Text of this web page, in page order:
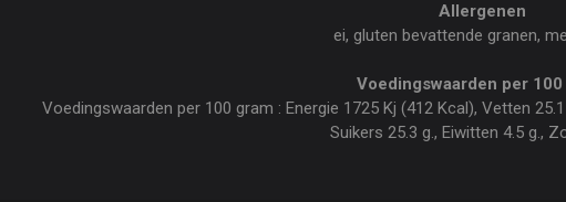
Allergenen
ei, gluten bevattende granen,
Voedingswaarden per 100
Voedingswaarden per 100 gram : Energie 1725 Kj (412 Kcal), Vetten
Suikers 25.3 g., Eiwitten 4.5 g.,